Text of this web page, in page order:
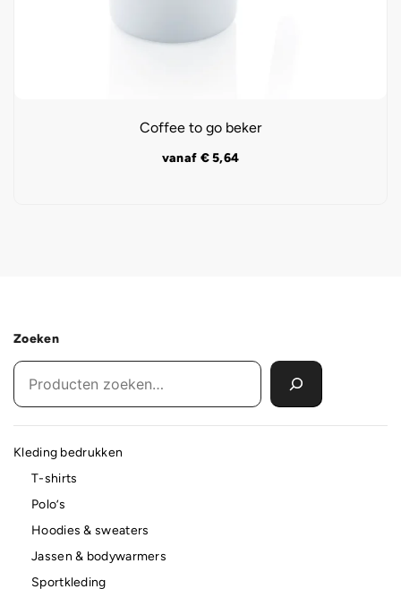
Coffee to go beker
vanaf €5,64
Zoeken
Kleding bedrukken
T-shirts
Polo’s
Hoodies & sweaters
Jassen & bodywarmers
Sportkleding